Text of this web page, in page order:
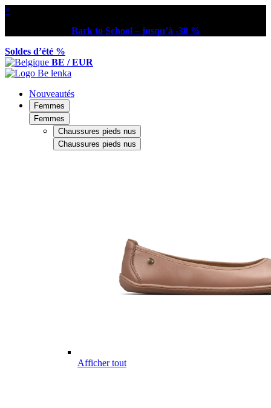
×
Back to School – jusqu’à -30 %
Soldes d’été %
BE / EUR
Nouveautés
Femmes
Femmes
Chaussures pieds nus
Chaussures pieds nus
Afficher tout